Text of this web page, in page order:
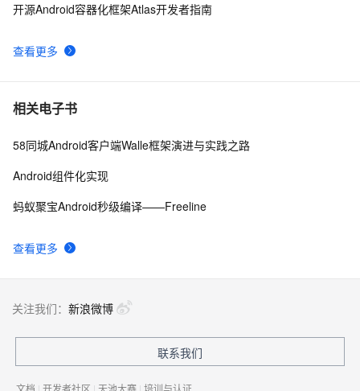
8 Android布局变化时动画效果的现实(一)
9 Android显示GIF动画完整示例(一)
10
查看更多
开源Android容器化框架Atlas开发者指南
相关电子书
查看更多
58同城Android客户端Walle框架演进与实践之路
Android组件化实现
蚂蚁聚宝Android秒级编译——Freeline
关注我们： 新浪微博
联系我们
文档 | 开发者社区 | 天池大赛 | 培训与认证